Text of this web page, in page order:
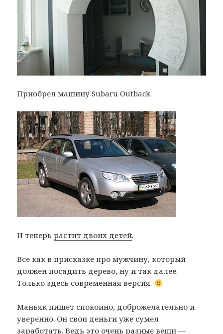
Приобрел машину Subaru Outback.
И теперьрастит двоих детей.
Все как в присказке про мужчину, который
должен посадить дерево, ну и так далее.
Только здесь современная версия.
Маньяк пишет спокойно, доброжелательно и
уверенно. Он свои деньги уже сумел
заработать. Ведь это очень разные вещи —